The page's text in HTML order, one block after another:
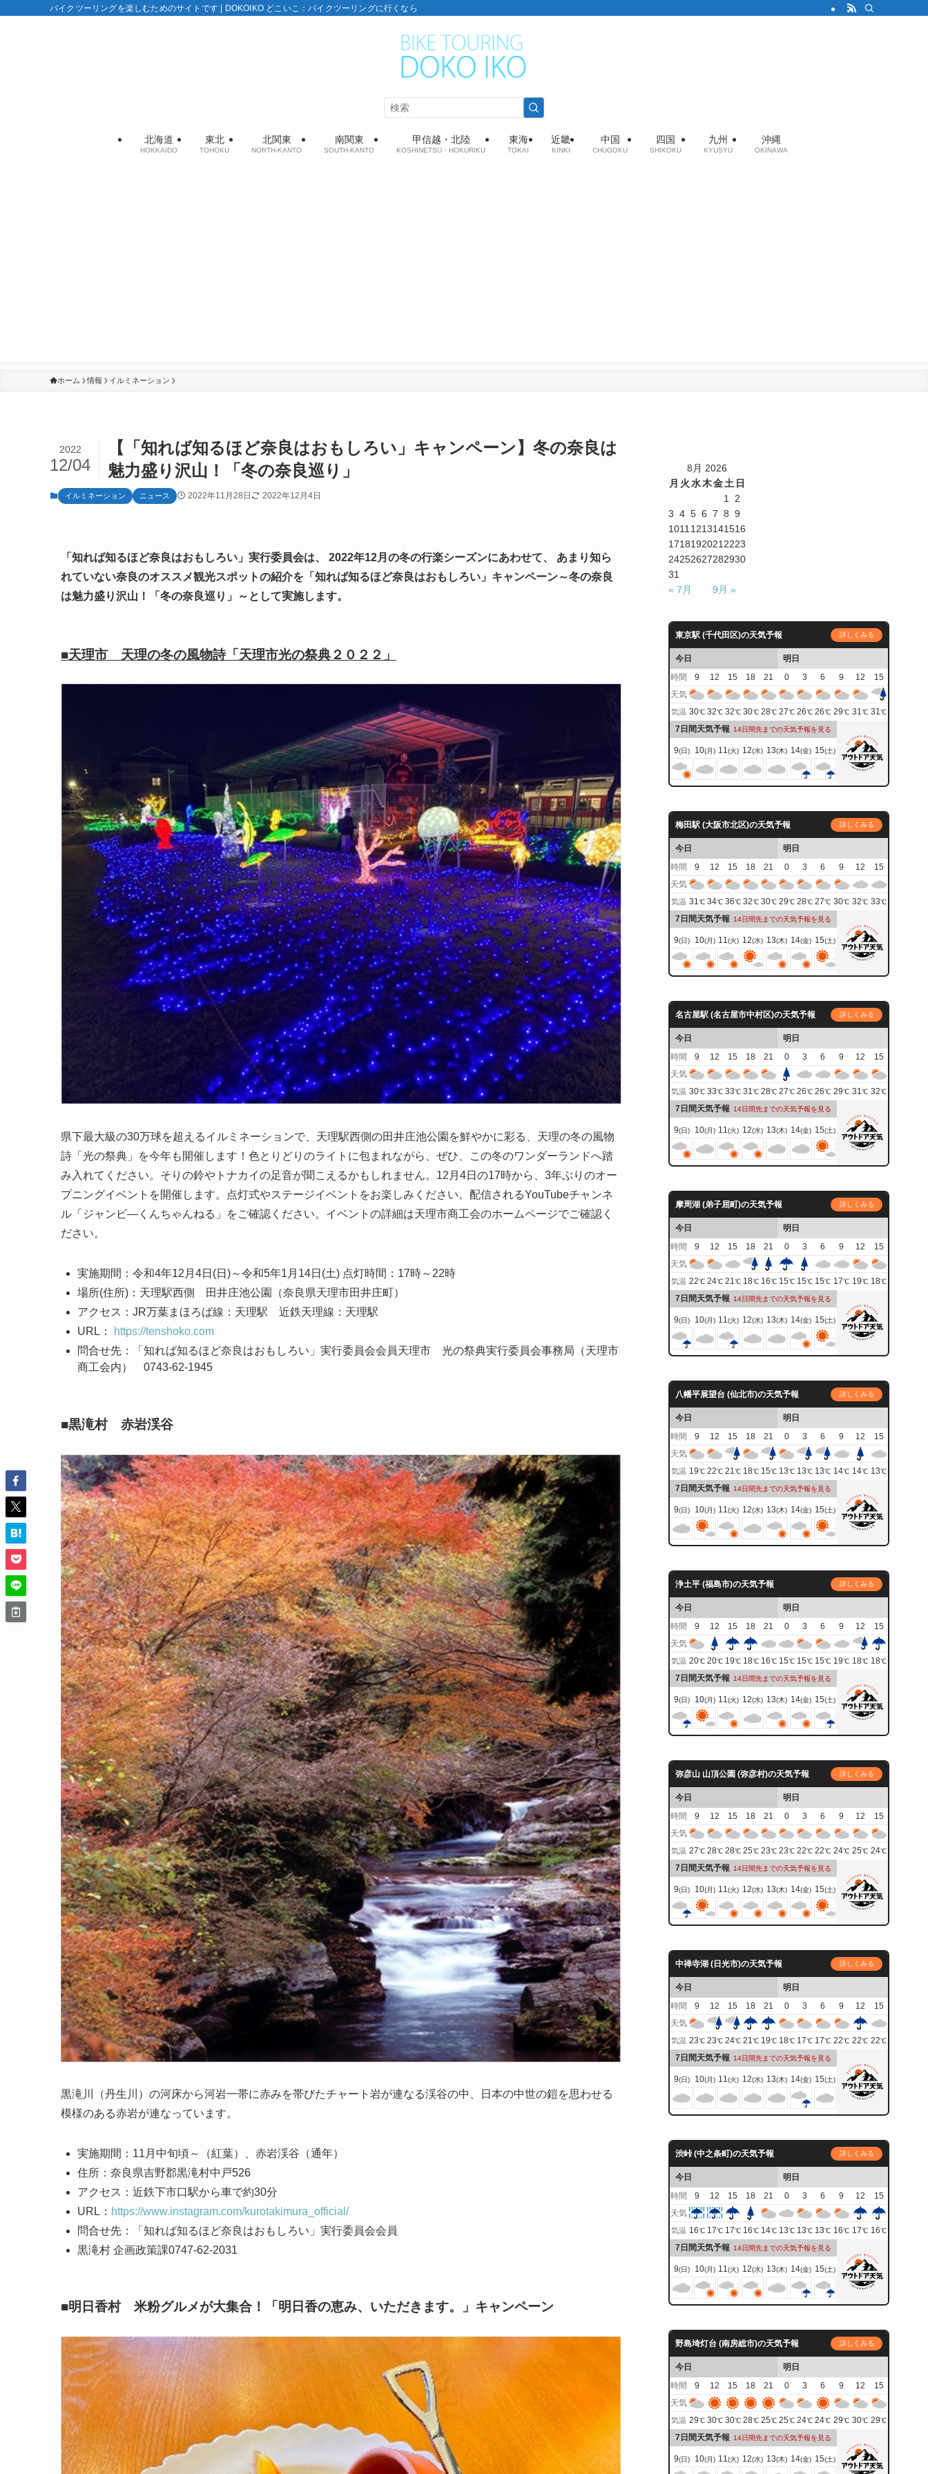
バイクツーリングを楽しむためのサイトです | DOKOIKO どこいこ：バイクツーリングに行くなら
北海道
HOKKAIDO
東北
TOHOKU
北関東
NORTH-KANTO
南関東
SOUTH-KANTO
甲信越・北陸
KOSHINETSU・HOKURIKU
東海
TOKAI
近畿
KINKI
中国
CHUGOKU
四国
SHIKOKU
九州
KYUSYU
沖縄
OKINAWA
ホーム 情報 イルミネーション
【「知れば知るほど奈良はおもしろい」キャンペーン】冬の奈良は
魅力盛り沢山！「冬の奈良巡り」
2022
12/04
イルミネーション ニュース 2022年11月28日 2022年12月4日
「知れば知るほど奈良はおもしろい」実行委員会は、 2022年12月の冬の行楽シーズンにあわせて、 あまり知ら
れていない奈良のオススメ観光スポットの紹介を「知れば知るほど奈良はおもしろい」キャンペーン～冬の奈良
は魅力盛り沢山！「冬の奈良巡り」～として実施します。
■天理市 天理の冬の風物詩「天理市光の祭典２０２２」
県下最大級の30万球を超えるイルミネーションで、天理駅西側の田井庄池公園を鮮やかに彩る、天理の冬の風物
詩「光の祭典」を今年も開催します！色とりどりのライトに包まれながら、ぜひ、この冬のワンダーランドへ踏
み入れてください。そりの鈴やトナカイの足音が聞こえるかもしれません。12月4日の17時から、3年ぶりのオー
プニングイベントを開催します。点灯式やステージイベントをお楽しみください。配信されるYouTubeチャンネ
ル「ジャンビ―くんちゃんねる」をご確認ください。イベントの詳細は天理市商工会のホームページでご確認く
ださい。
実施期間：令和4年12月4日(日)～令和5年1月14日(土) 点灯時間：17時～22時
場所(住所)：天理駅西側 田井庄池公園（奈良県天理市田井庄町）
アクセス：JR万葉まほろば線：天理駅 近鉄天理線：天理駅
URL：
https://tenshoko.com
問合せ先：「知れば知るほど奈良はおもしろい」実行委員会会員天理市 光の祭典実行委員会事務局（天理市
商工会内） 0743-62-1945
■黒滝村 赤岩渓谷
黒滝川（丹生川）の河床から河岩一帯に赤みを帯びたチャート岩が連なる渓谷の中、日本の中世の鎧を思わせる
模様のある赤岩が連なっています。
実施期間：11月中旬頃～（紅葉）、赤岩渓谷（通年）
住所：奈良県吉野郡黒滝村中戸526
アクセス：近鉄下市口駅から車で約30分
URL： https://www.instagram.com/kurotakimura_official/
問合せ先：「知れば知るほど奈良はおもしろい」実行委員会会員
黒滝村 企画政策課0747-62-2031
■明日香村 米粉グルメが大集合！「明日香の恵み、いただきます。」キャンペーン
8月 2026
月 火水木金土 日
1
2
3 4 5 6 7 8 9
1011 1213141516
1718192021 2223
24252627282930
31
« 7月
9月 »
東京駅 (千代田区)の天気予報 詳しくみる
今日
明日
時間
9 12 15 18 21 0 3 6 9 12
15
天気
気温 30℃ 32℃ 32℃ 30℃ 28℃ 27℃ 26℃ 26℃ 29℃ 31℃ 31℃
7日間天気予報 14日間先までの天気予報を見る
9(日) 10(月) 11(火) 12(水) 13(木) 14(金) 15(土)
梅田駅 (大阪市北区)の天気予報 詳しくみる
今日
明日
時間
9 12 15 18 21 0 3 6 9 12
15
天気
気温 31℃ 34℃ 36℃ 32℃ 30℃ 29℃ 28℃ 27℃ 30℃ 32℃ 33℃
7日間天気予報 14日間先までの天気予報を見る
9(日) 10(月) 11(火) 12(水) 13(木) 14(金) 15(土)
名古屋駅 (名古屋市中村区)の天気予報 詳しくみる
今日
明日
時間
9 12 15 18 21 0 3 6 9 12
15
天気
気温 30℃ 33℃ 33℃ 31℃ 28℃ 27℃ 26℃ 26℃ 29℃ 31℃ 32℃
7日間天気予報 14日間先までの天気予報を見る
9(日) 10(月) 11(火) 12(水) 13(木) 14(金) 15(土)
摩周湖 (弟子屈町)の天気予報 詳しくみる
今日
明日
時間
9 12 15 18 21 0 3 6 9 12
15
天気
気温 22℃ 24℃ 21℃ 18℃ 16℃ 15℃ 15℃ 15℃ 17℃ 19℃ 18℃
7日間天気予報 14日間先までの天気予報を見る
9(日) 10(月) 11(火) 12(水) 13(木) 14(金) 15(土)
八幡平展望台 (仙北市)の天気予報 詳しくみる
今日
明日
時間
9 12 15 18 21 0 3 6 9 12
15
天気
気温 19℃ 22℃ 21℃ 18℃ 15℃ 13℃ 13℃ 13℃ 14℃ 14℃ 13℃
7日間天気予報 14日間先までの天気予報を見る
9(日) 10(月) 11(火) 12(水) 13(木) 14(金) 15(土)
浄土平 (福島市)の天気予報 詳しくみる
今日
明日
時間
9 12 15 18 21 0 3 6 9 12
15
天気
気温 20℃ 20℃ 19℃ 18℃ 16℃ 15℃ 15℃ 15℃ 19℃ 18℃ 18℃
7日間天気予報 14日間先までの天気予報を見る
9(日) 10(月) 11(火) 12(水) 13(木) 14(金) 15(土)
弥彦山 山頂公園 (弥彦村)の天気予報 詳しくみる
今日
明日
時間
9 12 15 18 21 0 3 6 9 12
15
天気
気温 27℃ 28℃ 28℃ 25℃ 23℃ 23℃ 22℃ 22℃ 24℃ 25℃ 24℃
7日間天気予報 14日間先までの天気予報を見る
9(日) 10(月) 11(火) 12(水) 13(木) 14(金) 15(土)
中禅寺湖 (日光市)の天気予報 詳しくみる
今日
明日
時間
9 12 15 18 21 0 3 6 9 12
15
天気
気温 23℃ 23℃ 24℃ 21℃ 19℃ 18℃ 17℃ 17℃ 22℃ 22℃ 22℃
7日間天気予報 14日間先までの天気予報を見る
9(日) 10(月) 11(火) 12(水) 13(木) 14(金) 15(土)
渋峠 (中之条町)の天気予報 詳しくみる
今日
明日
時間
9 12 15 18 21 0 3 6 9 12
15
天気
気温 16℃ 17℃ 17℃ 16℃ 14℃ 13℃ 13℃ 13℃ 16℃ 17℃ 16℃
7日間天気予報 14日間先までの天気予報を見る
9(日) 10(月) 11(火) 12(水) 13(木) 14(金) 15(土)
野島埼灯台 (南房総市)の天気予報 詳しくみる
今日
明日
時間
9 12 15 18 21 0 3 6 9 12
15
天気
気温 29℃ 30℃ 30℃ 28℃ 25℃ 25℃ 24℃ 24℃ 29℃ 30℃ 29℃
7日間天気予報 14日間先までの天気予報を見る
9(日) 10(月) 11(火) 12(水) 13(木) 14(金) 15(土)